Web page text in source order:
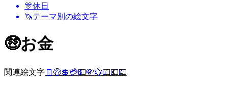
🎊休日
🦄テーマ別の絵文字
🤑お金
関連絵文字 🧾 🤑💲💳💵💸💱💴💶💷